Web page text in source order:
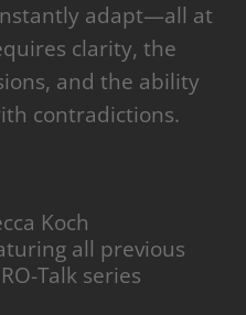
adapt—all at
clarity, the
and the ability
contradictions.
Koch
all previous
Talk series